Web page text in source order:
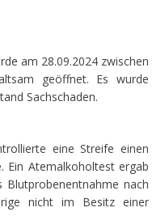
am 28.09.2024 zwischen
geöffnet. Es wurde
Sachschaden.
eine Streife einen
Ein Atemalkoholtest ergab
nach
nicht im Besitz einer